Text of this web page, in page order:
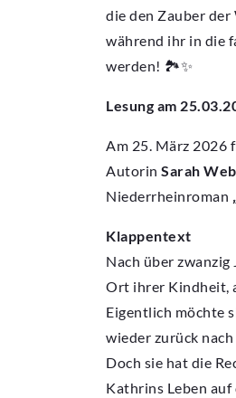
die den Zauber
während ihr in die
werden! 🏞️✨
Lesung am
Am 25. März 2026
Autorin Sarah
Niederrheinroman
Klappentext
Nach über
Ort ihrer Kindheit,
Eigentlich möchte
wieder zurück
Doch sie hat die
Kathrins Leben auf